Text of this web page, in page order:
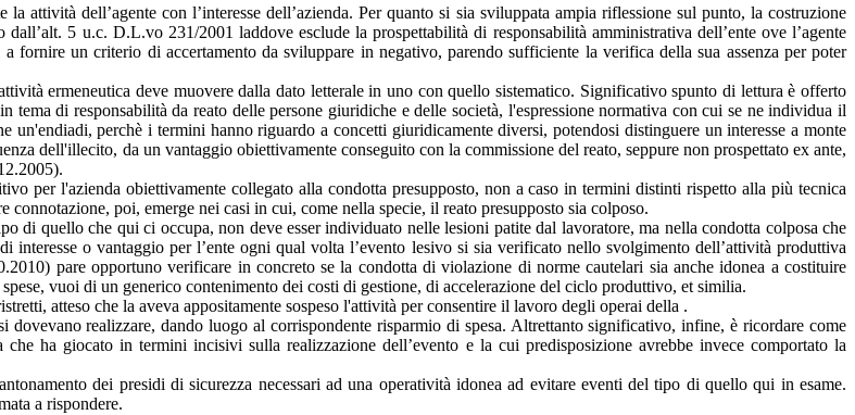
attività dell’agente con l’interesse dell’azienda. Per quanto si sia sviluppata ampia riflessione sul punto, la costruzione
5 u.c. D.L.vo 231/2001 laddove esclude la prospettabilità di responsabilità amministrativa dell’ente ove l’agente
fornire un criterio di accertamento da sviluppare in negativo, parendo sufficiente la verifica della sua assenza per poter
ermeneutica deve muovere dalla dato letterale in uno con quello sistematico. Significativo spunto di lettura è offerto
di responsabilità da reato delle persone giuridiche e delle società, l'espressione normativa con cui se ne individua il
un'endiadi, perchè i termini hanno riguardo a concetti giuridicamente diversi, potendosi distinguere un interesse a monte
dell'illecito, da un vantaggio obiettivamente conseguito con la commissione del reato, seppure non prospettato ex ante,
per l'azienda obiettivamente collegato alla condotta presupposto, non a caso in termini distinti rispetto alla più tecnica
connotazione, poi, emerge nei casi in cui, come nella specie, il reato presupposto sia colposo.
di quello che qui ci occupa, non deve esser individuato nelle lesioni patite dal lavoratore, ma nella condotta colposa che
o vantaggio per l’ente ogni qual volta l’evento lesivo si sia verificato nello svolgimento dell’attività produttiva
pare opportuno verificare in concreto se la condotta di violazione di norme cautelari sia anche idonea a costituire
vuoi di un generico contenimento dei costi di gestione, di accelerazione del ciclo produttivo, et similia.
atteso che la aveva appositamente sospeso l'attività per consentire il lavoro degli operai della .
realizzare, dando luogo al corrispondente risparmio di spesa. Altrettanto significativo, infine, è ricordare come
ha giocato in termini incisivi sulla realizzazione dell’evento e la cui predisposizione avrebbe invece comportato la
dei presidi di sicurezza necessari ad una operatività idonea ad evitare eventi del tipo di quello qui in esame.
a rispondere.